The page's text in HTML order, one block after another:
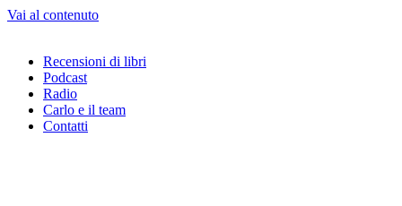
Vai al contenuto
Recensioni di libri
Podcast
Radio
Carlo e il team
Contatti